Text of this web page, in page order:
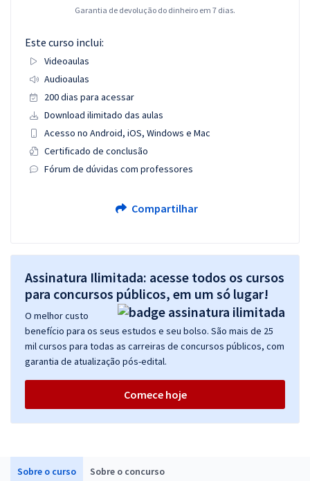
Sobre o curso Sobre o concurso
Garantia de devolução do dinheiro em 7 dias.
Este curso inclui:
Videoaulas
Audioaulas
200 dias para acessar
Download ilimitado das aulas
Acesso no Android, iOS, Windows e Mac
Certificado de conclusão
Fórum de dúvidas com professores
Compartilhar
Assinatura Ilimitada: acesse todos os cursos
para concursos públicos, em um só lugar!
O melhor custo
benefício para os seus estudos e seu bolso. São mais de 25
mil cursos para todas as carreiras de concursos públicos, com
garantia de atualização pós-edital.
Comece hoje